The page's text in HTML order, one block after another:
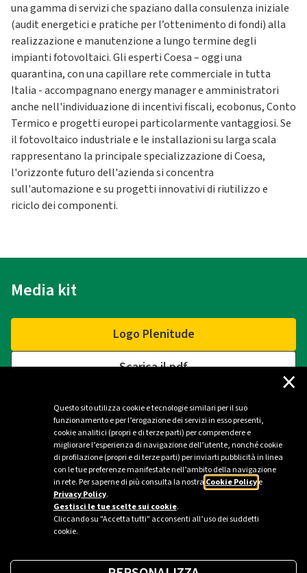
Questo sito utilizza cookie e tecnologie similari per il suo
funzionamento e per l’erogazione dei servizi in esso presenti,
cookie analitici (propri e di terze parti) per comprendere e
migliorare l’esperienza di navigazione dell’utente, nonché cookie
di profilazione (propri e di terze parti) per inviarti pubblicità in linea
con le tue preferenze manifestate nell’ambito della navigazione
in rete. Per saperne di più consulta la nostra Cookie Policye
Privacy Policy.
Gestisci le tue scelte sui cookie.
Cliccando su "Accetta tutti" acconsenti all’uso dei suddetti
cookie.
×
una gamma di servizi che spaziano dalla consulenza iniziale
(audit energetici e pratiche per l’ottenimento di fondi) alla
realizzazione e manutenzione a lungo termine degli
impianti fotovoltaici. Gli esperti Coesa – oggi una
quarantina, con una capillare rete commerciale in tutta
Italia - accompagnano energy manager e amministratori
anche nell'individuazione di incentivi fiscali, ecobonus, Conto
Termico e progetti europei particolarmente vantaggiosi. Se
il fotovoltaico industriale e le installazioni su larga scala
rappresentano la principale specializzazione di Coesa,
l'orizzonte futuro dell'azienda si concentra
sull'automazione e su progetti innovativi di riutilizzo e
riciclo dei componenti.
Media kit
Logo Plenitude
Scarica il pdf
Contatti
Ufficio stampa Plenitude - Milano
ufficio.stampa@eniplenitude.com